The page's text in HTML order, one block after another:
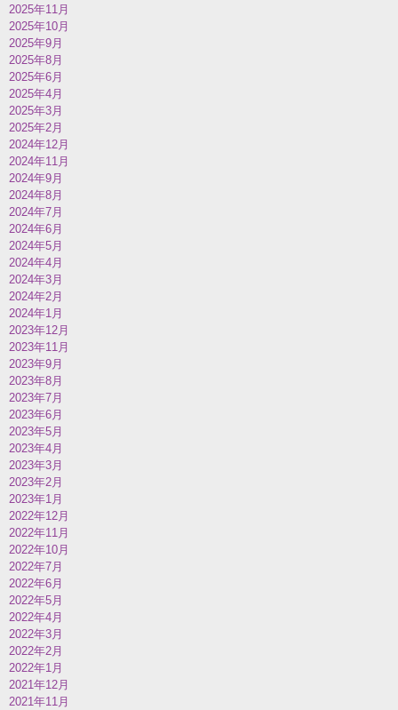
2025年11月
2025年10月
2025年9月
2025年8月
2025年6月
2025年4月
2025年3月
2025年2月
2024年12月
2024年11月
2024年9月
2024年8月
2024年7月
2024年6月
2024年5月
2024年4月
2024年3月
2024年2月
2024年1月
2023年12月
2023年11月
2023年9月
2023年8月
2023年7月
2023年6月
2023年5月
2023年4月
2023年3月
2023年2月
2023年1月
2022年12月
2022年11月
2022年10月
2022年7月
2022年6月
2022年5月
2022年4月
2022年3月
2022年2月
2022年1月
2021年12月
2021年11月